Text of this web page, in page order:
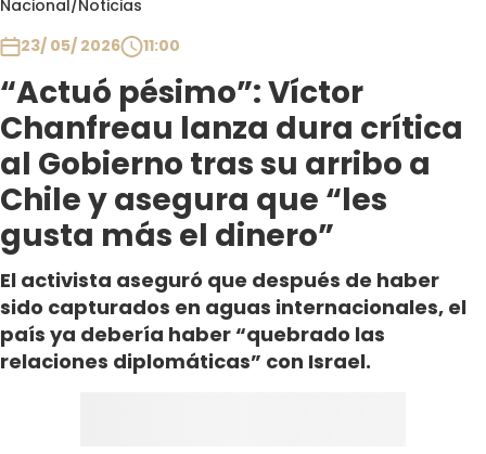
Nacional/Noticias
23/ 05/ 2026
11:00
“Actuó pésimo”: Víctor
Chanfreau lanza dura crítica
al Gobierno tras su arribo a
Chile y asegura que “les
gusta más el dinero”
El activista aseguró que después de haber
sido capturados en aguas internacionales, el
país ya debería haber “quebrado las
relaciones diplomáticas” con Israel.
Club De La Comedia
Contigo en Directo
Plan Perfecto
El Tiempo
Sabingo
Todos Los Programas